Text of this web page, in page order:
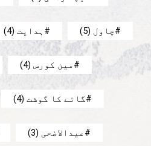
چاول (5) ہدایت (4)
مین کورس (4)
گائے کا گوشت (4)
عیدالاضحی (3)